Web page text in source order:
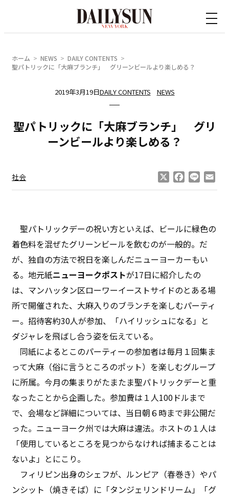
ホーム NEWS
DAILY CONTENTS
聖パトリックに「大麻ブランチ」 グリーンビールより楽しめる？
2019年3月19日DAILY CONTENTS NEWS
聖パトリックに「大麻ブランチ」 グリ
ーンビールより楽しめる？
社会 Facebook
Line
聖パトリックデーの祝い方といえば、ビールに緑色の
着色料を混ぜたグリーンビールを飲むのが一般的。だ
が、独自の方法で祝日を楽しんだニューヨーカーもい
る。地元紙ニューヨークポストが17日に紹介したの
は、マンハッタン区ローワーイーストサイドのとある場
所で開催された、大麻入りのブランチを楽しむパーティ
ー。招待客約30人が参加、「ハイリッシュになる」と
ダジャレを飛ばし合う姿を伝えている。
同紙によるとこのパーティーの参加者は毎月１回集ま
って大麻（俗に言うところのポット）を楽しむグループ
に所属。今月の集まりがたまたま聖パトリックデーと重
なったことから企画した。参加費は１人100ドルまで
で、会場など詳細については、当日朝６時まで非公開だ
った。ニューヨーク州では大麻は違法。ホストの１人は
「使用しているところを見つからなければ捕まることは
ないよ」とにこり。
フィリピン出身のシェフが、ルンピア（春巻き）やパ
ンシット（焼きそば）に「タンジェリンドリーム」「グ